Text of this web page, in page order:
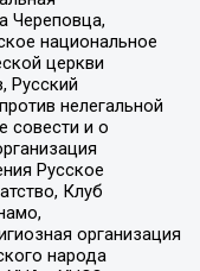
Череповца,
национальное
церкви
Русский
нелегальной
совести и о
Русское
Клуб
организация
народа